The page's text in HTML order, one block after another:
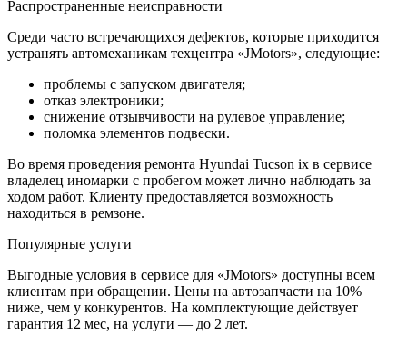
Распространенные неисправности
Среди часто встречающихся дефектов, которые приходится
устранять автомеханикам техцентра «JMotors», следующие:
проблемы с запуском двигателя;
отказ электроники;
снижение отзывчивости на рулевое управление;
поломка элементов подвески.
Во время проведения ремонта Hyundai Tucson ix в сервисе
владелец иномарки с пробегом может лично наблюдать за
ходом работ. Клиенту предоставляется возможность
находиться в ремзоне.
Популярные услуги
Выгодные условия в сервисе для «JMotors» доступны всем
клиентам при обращении. Цены на автозапчасти на 10%
ниже, чем у конкурентов. На комплектующие действует
гарантия 12 мес, на услуги — до 2 лет.